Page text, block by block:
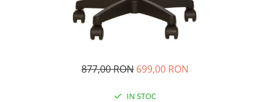
877,00 RON 699,00 RON
IN STOC